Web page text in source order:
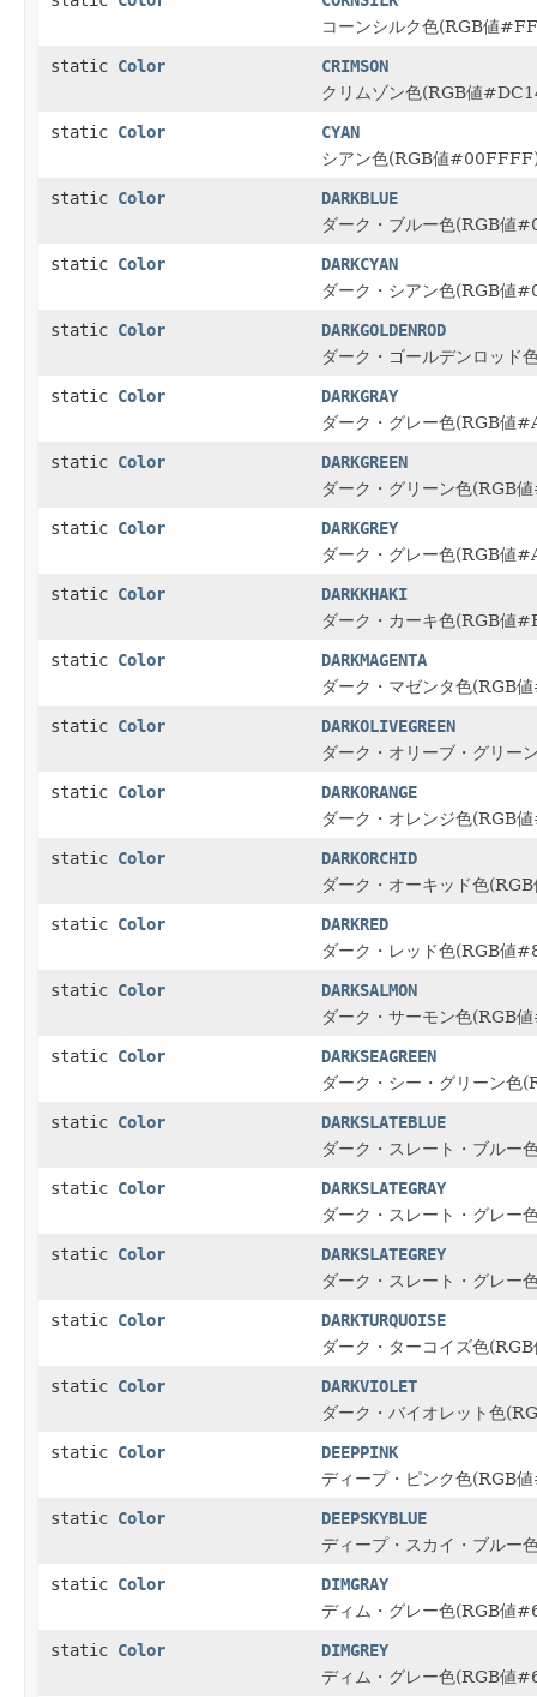
コーンシルク色(RGB値
static Color CRIMSON
クリムゾン色(RGB値
static Color CYAN
シアン色(RGB値
static Color DARKBLUE
ダーク・ブルー色(RGB値
static Color DARKCYAN
ダーク・シアン色(RGB値
static Color DARKGOLDENROD
ダーク・ゴールデンロッ
static Color DARKGRAY
ダーク・グレー色(RGB値
static Color DARKGREEN
ダーク・グリーン色(RGB
static Color DARKGREY
ダーク・グレー色(RGB値
static Color DARKKHAKI
ダーク・カーキ色(RGB値
static Color DARKMAGENTA
ダーク・マゼンタ色(RGB
static Color DARKOLIVEGREEN
ダーク・オリーブ・グリ
static Color DARKORANGE
ダーク・オレンジ色(RGB
static Color DARKORCHID
ダーク・オーキッド色
static Color DARKRED
ダーク・レッド色(RGB値
static Color DARKSALMON
ダーク・サーモン色(RGB
static Color DARKSEAGREEN
ダーク・シー・グリーン
static Color DARKSLATEBLUE
ダーク・スレート・ブル
static Color DARKSLATEGRAY
ダーク・スレート・グレ
static Color DARKSLATEGREY
ダーク・スレート・グレ
static Color DARKTURQUOISE
ダーク・ターコイズ色
static Color DARKVIOLET
ダーク・バイオレット色
static Color DEEPPINK
ディープ・ピンク色(RGB
static Color DEEPSKYBLUE
ディープ・スカイ・ブル
static Color DIMGRAY
ディム・グレー色(RGB値
static Color DIMGREY
ディム・グレー色(RGB値